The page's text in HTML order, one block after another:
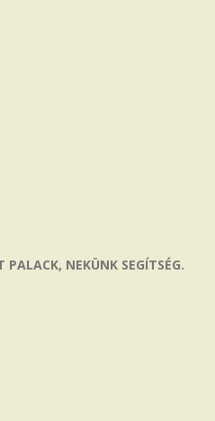
PALACK, NEKÜNK SEGÍTSÉG.